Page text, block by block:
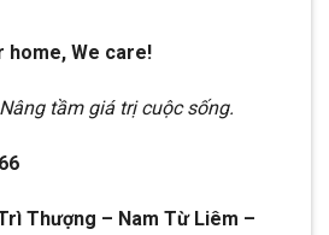
home, We care!
tầm giá trị cuộc sống.
Thượng – Nam Từ Liêm –